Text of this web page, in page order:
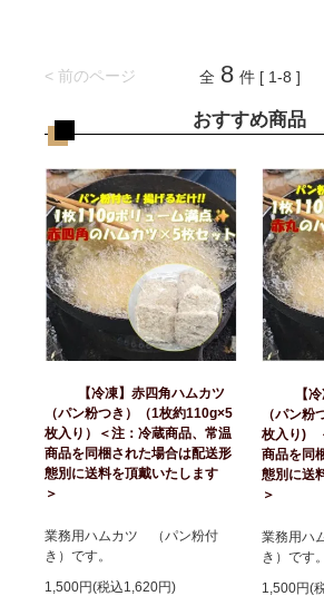
< 前のページ 全 8 件 [ 1-8 ]
おすすめ商品
【冷凍】赤四角ハムカツ
（パン粉つき）（1枚約110g×5
枚入り）＜注：冷蔵商品、常温
商品を同梱された場合は配送形
態別に送料を頂戴いたします
＞
業務用ハムカツ （パン粉付
き）です。
1,500円(税込1,620円)
【
（パン
枚入り)
商品を同
態別に送
＞
業務用ハ
き）です。
1,500円(